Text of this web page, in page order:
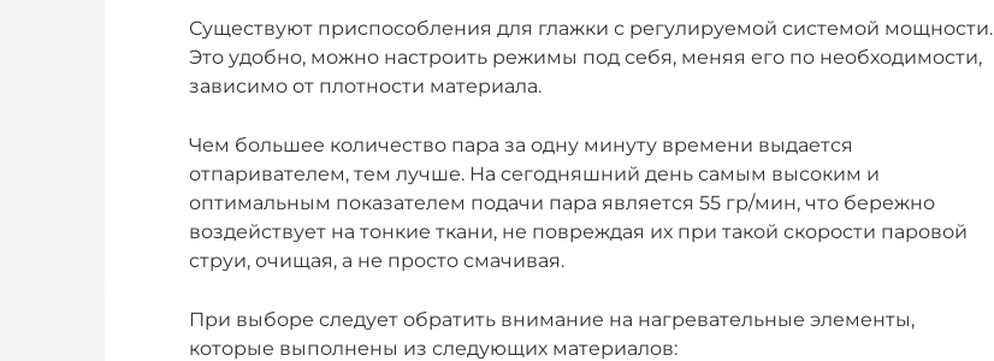
Существуют приспособления для глажки с регулируемой системой мощности.
Это удобно, можно настроить режимы под себя, меняя его по необходимости,
зависимо от плотности материала.
Чем большее количество пара за одну минуту времени выдается
отпаривателем, тем лучше. На сегодняшний день самым высоким и
оптимальным показателем подачи пара является 55 гр/мин, что бережно
воздействует на тонкие ткани, не повреждая их при такой скорости паровой
струи, очищая, а не просто смачивая.
При выборе следует обратить внимание на нагревательные элементы,
которые выполнены из следующих материалов: